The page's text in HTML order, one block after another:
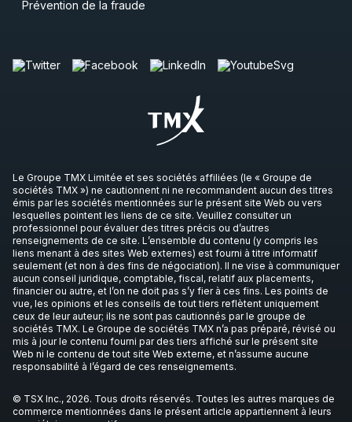
Prévention de la fraude
Le Groupe TMX Limitée et ses sociétés affiliées (le « Groupe de
sociétés TMX ») ne cautionnent ni ne recommandent aucun des titres
émis par les sociétés mentionnées sur le présent site Web ou vers
lesquelles pointent les liens de ce site. Veuillez consulter un
professionnel pour évaluer des titres précis ou d’autres
renseignements de ce site. L’ensemble du contenu (y compris les
liens menant à des sites Web externes) est fourni à titre informatif
seulement (et non à des fins de négociation). Il ne vise à communiquer
aucun conseil juridique, comptable, fiscal, relatif aux placements,
financier ou autre, et l’on ne doit pas s’y fier à ces fins. Les points de
vue, les opinions et les conseils de tout tiers reflètent uniquement
ceux de leur auteur; ils ne sont pas cautionnés par le groupe de
sociétés TMX. Le Groupe de sociétés TMX n’a pas préparé, révisé ou
mis à jour le contenu fourni par des tiers affiché sur le présent site
Web ni le contenu de tout site Web externe, et n’assume aucune
responsabilité à l’égard de ces renseignements.
© TSX Inc., 2026. Tous droits réservés. Toutes les autres marques de
commerce mentionnées dans le présent article appartiennent à leurs